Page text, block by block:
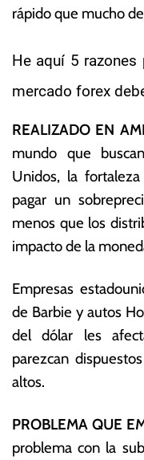
2
a
rápido que mucho
He aquí 5
mercado forex
REALIZADO EN
mundo que
Unidos, la
pagar un
menos que los
impacto de la
Empresas
de Barbie y autos
del dólar les
parezcan
altos.
PROBLEMA QUE
problema con la